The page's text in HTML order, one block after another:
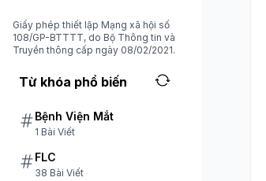
Giấy phép thiết lập Mạng xã hội số
108/GP-BTTTT, do Bộ Thông tin và
Truyền thông cấp ngày 08/02/2021.
Từ khóa phổ biến
Bệnh Viện Mắt
1 Bài Viết
FLC
38 Bài Viết